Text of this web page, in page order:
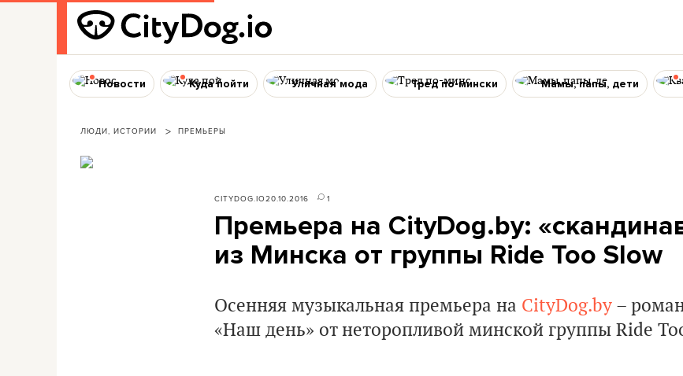
Новости Куда пойти Уличная мода Тред по-мински Мамы, папы, дети
ЛЮДИ, ИСТОРИИ ПРЕМЬЕРЫ
CITYDOG.IO20.10.2016 1
Премьера на CityDog.by:
из Минска от группы Ride Too Slow
Осенняя музыкальная премьера на CityDog.by –
«Наш день» от неторопливой минской группы Ride